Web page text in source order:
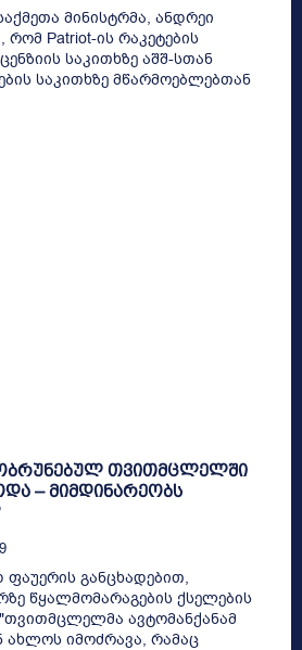
მინისტრმა, ანდრეი
რომ Patriot-ის რაკეტების
საკითხზე აშშ-სთან
საკითხზე მწარმოებლებთან
თვითმცლელში
– მიმდინარეობს
წყალმომარაგების ქსელების
ავტომანქანამ
ახლოს იმოძრავა, რამაც